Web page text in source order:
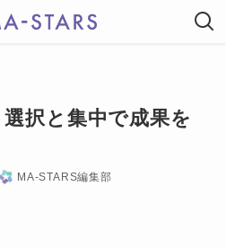
択と集中で成果を
MA-STARS編集部